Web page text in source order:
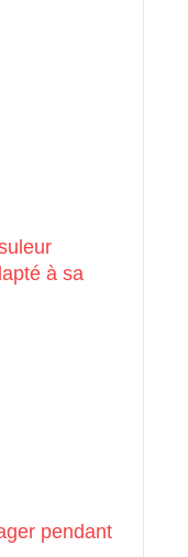
à sa
pendant